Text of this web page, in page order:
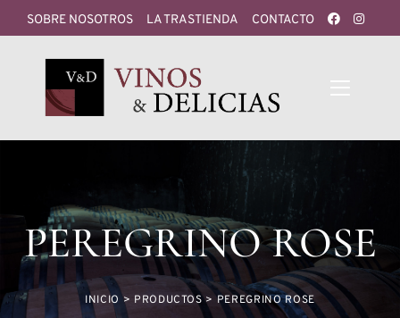
SOBRE NOSOTROS LA TRASTIENDA CONTACTO
PEREGRINO ROSE
INICIO > PRODUCTOS>PEREGRINO ROSE